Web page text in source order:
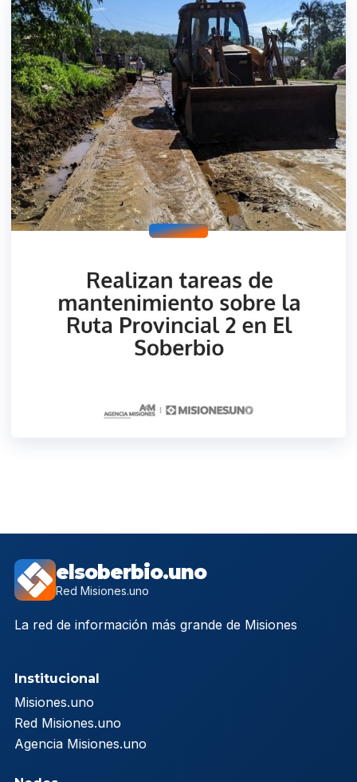
elsoberbio.uno
Red Misiones.uno
La red de información más grande de Misiones
Institucional
Misiones.uno
Red Misiones.uno
Agencia Misiones.uno